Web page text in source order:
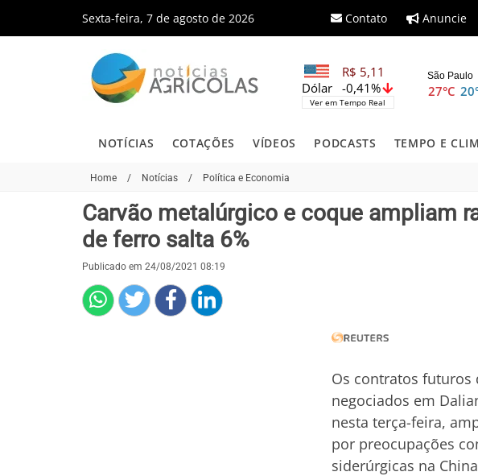
Sexta-feira, 7 de agosto de 2026 Contato Anuncie
R$ 5,11
-0,41%
Dólar
Ver em Tempo Real
27°C
NOTÍCIAS COTAÇÕES VÍDEOS PODCASTS TEMPO E
Home / Notícias / Política e Economia
Carvão metalúrgico e coque ampliam
de ferro salta 6%
Publicado em 24/08/2021 08:19
Os contratos futuros
negociados em
nesta terça-feira,
por preocupações
siderúrgicas na